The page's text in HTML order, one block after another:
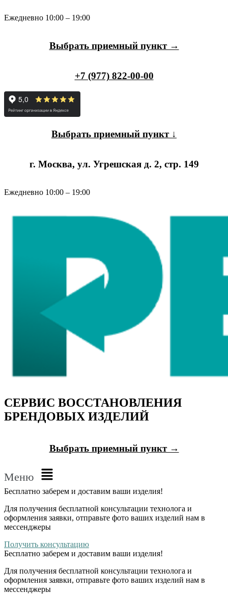
Ежедневно 10:00 – 19:00
Выбрать приемный пункт →
+7 (977) 822-00-00
Выбрать приемный пункт ↓
г. Москва, ул. Угрешская д. 2, стр. 149
Ежедневно 10:00 – 19:00
СЕРВИС ВОССТАНОВЛЕНИЯ
БРЕНДОВЫХ ИЗДЕЛИЙ
Выбрать приемный пункт →
Меню
Бесплатно заберем и доставим ваши изделия!
Для получения бесплатной консультации технолога и
оформления заявки, отправьте фото ваших изделий нам в
мессенджеры
Получить консультацию
Бесплатно заберем и доставим ваши изделия!
Для получения бесплатной консультации технолога и
оформления заявки, отправьте фото ваших изделий нам в
мессенджеры